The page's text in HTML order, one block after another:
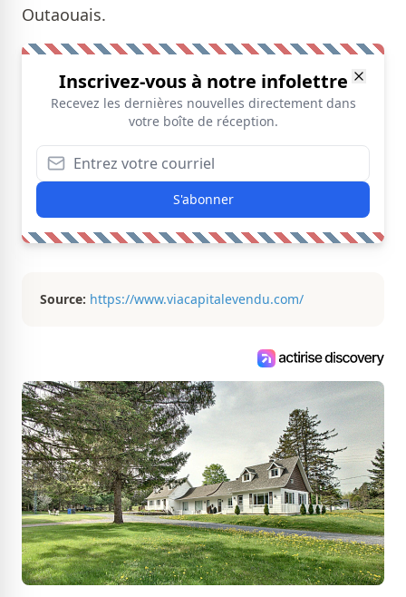
Outaouais.
Inscrivez-vous à notre infolettre
Recevez les dernières nouvelles directement dans
votre boîte de réception.
S'abonner
Source: https://www.viacapitalevendu.com/